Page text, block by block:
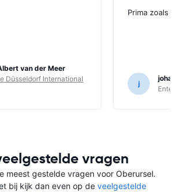
van der Meer
Düsseldorf International
Prima zoals
j
vragen
meest gestelde vragen voor Oberursel.
bij kijk dan even op de veelgestelde